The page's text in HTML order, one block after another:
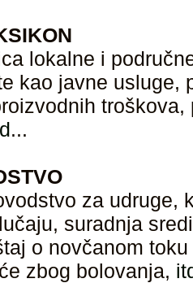
lokalne i
kao javne usluge,
...
za udruge,
suradnja
o novčanom
zbog bolovanja,